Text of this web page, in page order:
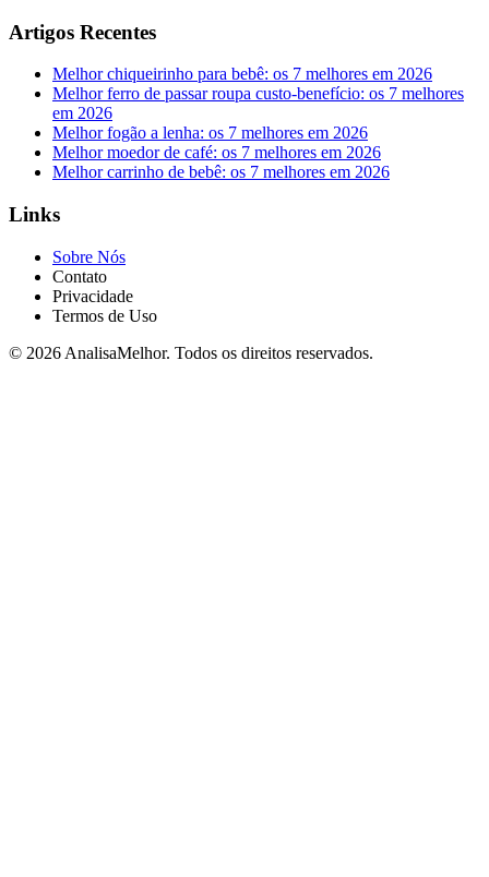
Artigos Recentes
Melhor chiqueirinho para bebê: os 7 melhores em 2026
Melhor ferro de passar roupa custo-benefício: os 7 melhores
em 2026
Melhor fogão a lenha: os 7 melhores em 2026
Melhor moedor de café: os 7 melhores em 2026
Melhor carrinho de bebê: os 7 melhores em 2026
Links
Sobre Nós
Contato
Privacidade
Termos de Uso
© 2026 AnalisaMelhor. Todos os direitos reservados.